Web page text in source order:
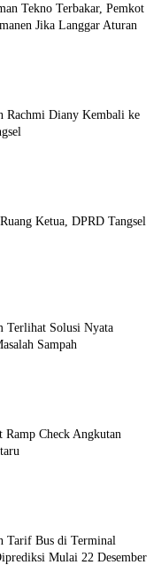
Tekno Terbakar, Pemkot
Jika Langgar Aturan
Diany Kembali ke
Ketua, DPRD Tangsel
Terlihat Solusi Nyata
Sampah
Ramp Check Angkutan
Tarif Bus di Terminal
Mulai 22 Desember